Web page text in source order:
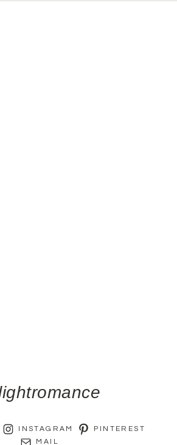
INSTAGRAM
PINTEREST
MAIL